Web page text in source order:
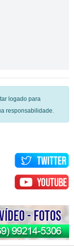
logado para
responsabilidade.